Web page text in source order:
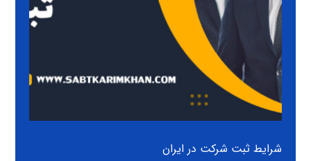
شرایط ثبت شرکت در ایران